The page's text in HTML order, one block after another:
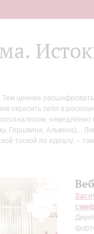
ценнее
окрасить себя в
Гершвина, Альвена)...
тоской по идеалу, –